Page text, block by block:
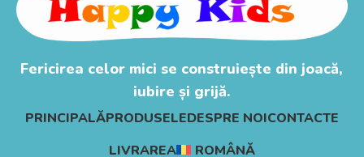
Fericirea celor mici se construiește din joacă,
iubire și grijă.
PRINCIPALĂPRODUSELEDESPRE NOICONTACTE
LIVRAREA
ROMÂNĂ